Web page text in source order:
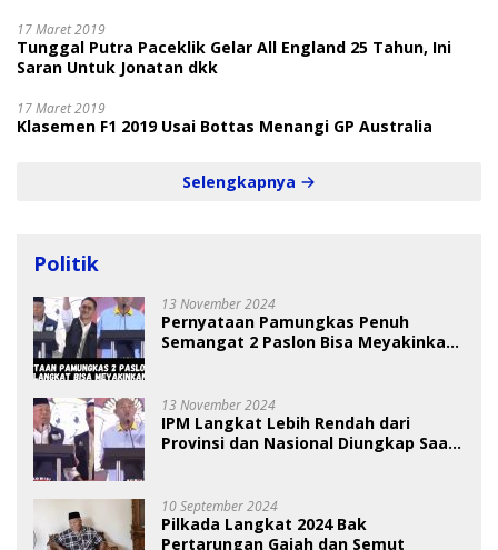
17 Maret 2019
Tunggal Putra Paceklik Gelar All England 25 Tahun, Ini
Saran Untuk Jonatan dkk
17 Maret 2019
Klasemen F1 2019 Usai Bottas Menangi GP Australia
Selengkapnya
Politik
13 November 2024
Pernyataan Pamungkas Penuh
Semangat 2 Paslon Bisa Meyakinkan
13 November 2024
IPM Langkat Lebih Rendah dari
Provinsi dan Nasional Diungkap Saat
10 September 2024
Pilkada Langkat 2024 Bak
Pertarungan Gajah dan Semut